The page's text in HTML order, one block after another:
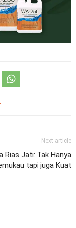
Next article
Rias Jati: Tak Hanya
tapi juga Kuat